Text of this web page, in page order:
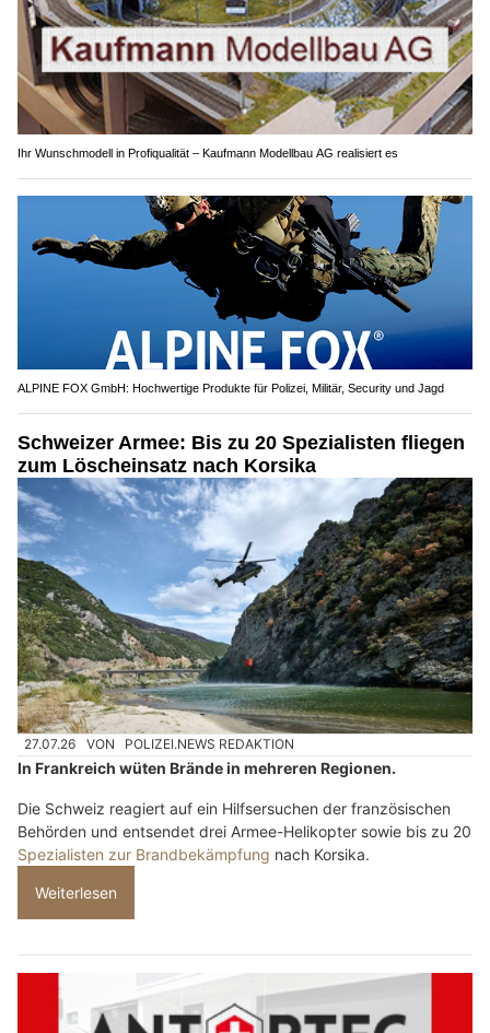
Ihr Wunschmodell in Profiqualität – Kaufmann Modellbau AG realisiert es
ALPINE FOX GmbH: Hochwertige Produkte für Polizei, Militär, Security und Jagd
Schweizer Armee: Bis zu 20 Spezialisten fliegen
zum Löscheinsatz nach Korsika
27.07.26 VON POLIZEI.NEWS REDAKTION
In Frankreich wüten Brände in mehreren Regionen.
Die Schweiz reagiert auf ein Hilfsersuchen der französischen
Behörden und entsendet drei Armee-Helikopter sowie bis zu 20
Spezialisten zur Brandbekämpfung nach Korsika.
Weiterlesen